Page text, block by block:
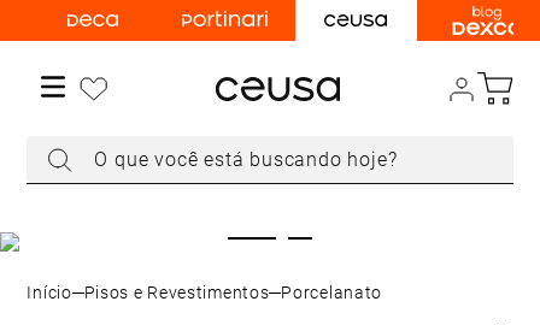
O que você está buscando hoje?
Pisos e Revestimentos Porcelanato
TERMOS MAIS BUSCADOS
cuba
chuveiro
4º
acabamento registro